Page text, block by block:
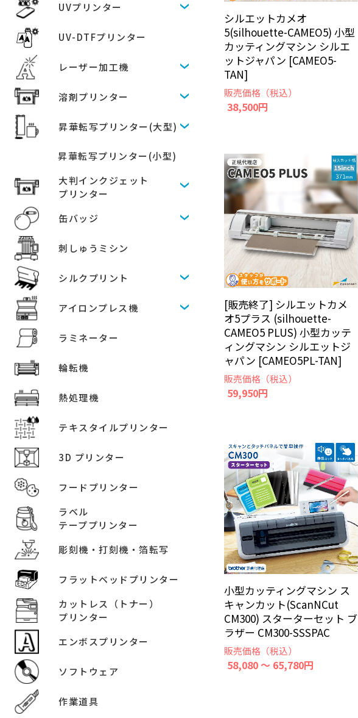
UVプリンター
UV-DTFプリンター
レーザー加工機
溶剤プリンター
昇華転写プリンター(大型)
昇華転写プリンター(小型)
大判インクジェット
プリンター
缶バッジ
刺しゅうミシン
シルクプリント
アイロンプレス機
ラミネーター
輪転機
熱処理機
テキスタイルプリンター
3D プリンター
フードプリンター
ラベル
テーププリンター
彫刻機・打刻機・箔転写
フラットベッドプリンター
カットレス（トナー）
プリンター
エンボスプリンター
ソフトウェア
作業道具
シルエットカメオ
5(silhouette-CAMEO5) 小型
カッティングマシン シルエ
ットジャパン [CAMEO5-
TAN]
販売価格（税込）
38,500円
[販売終了] シルエットカメ
オ5プラス (silhouette-
CAMEO5 PLUS) 小型カッテ
ィングマシン シルエットジ
ャパン [CAMEO5PL-TAN]
販売価格（税込）
59,950円
小型カッティングマシン ス
キャンカット(ScanNCut
CM300) スターターセット ブ
ラザー CM300-SSSPAC
販売価格（税込）
58,080 ～ 65,780円